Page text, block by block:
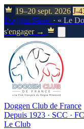
19–20 sept. 2026 J-
Doggen Show · « Le
s'engager →
Doggen Club de France
Depuis 1923 · SCC ·
Le Club